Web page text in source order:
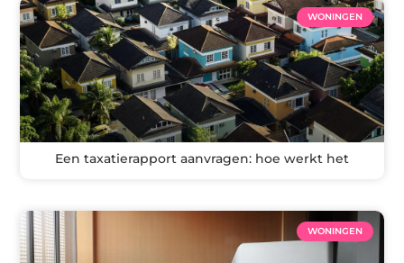
WONINGEN
Een taxatierapport aanvragen: hoe werkt het
WONINGEN